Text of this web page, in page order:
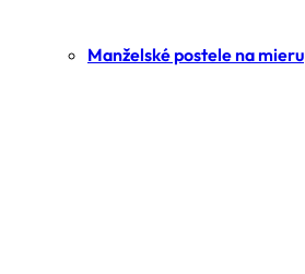
Manželské postele na mieru